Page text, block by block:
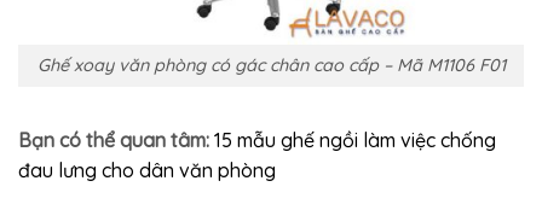
Ghế xoay văn phòng có gác chân cao cấp – Mã M1106 F01
Bạn có thể quan tâm: 15 mẫu ghế ngồi làm việc chống
đau lưng cho dân văn phòng